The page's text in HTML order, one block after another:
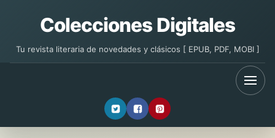
Colecciones Digitales
Tu revista literaria de novedades y clásicos [ EPUB, PDF, MOBI ]